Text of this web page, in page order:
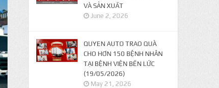
VÀ SẢN XUẤT
June 2, 2026
QUYEN AUTO TRAO QUÀ
CHO HƠN 150 BỆNH NHÂN
TẠI BỆNH VIỆN BẾN LỨC
(19/05/2026)
May 21, 2026